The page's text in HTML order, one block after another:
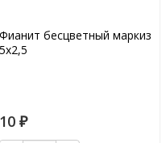
Фианит бесцветный маркиз
5х2,5
10 ₽